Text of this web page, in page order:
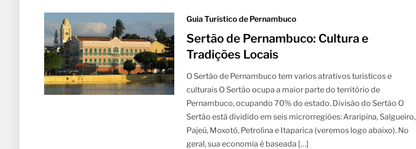
Guia Turístico de Pernambuco
Sertão de Pernambuco: Cultura e
Tradições Locais
O Sertão de Pernambuco tem varios atrativos turisticos e
culturais O Sertão ocupa a maior parte do território de
Pernambuco, ocupando 70% do estado. Divisão do Sertão O
Sertão está dividido em seis microrregiões: Araripina, Salgueiro,
Pajeú, Moxotó, Petrolina e Itaparica (veremos logo abaixo). No
geral, sua economia é baseada […]